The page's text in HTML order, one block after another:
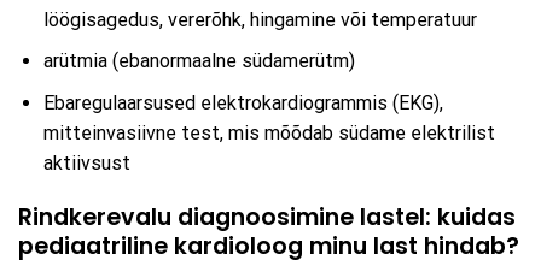
löögisagedus, vererõhk, hingamine või temperatuur
arütmia (ebanormaalne südamerütm)
Ebaregulaarsused elektrokardiogrammis (EKG),
mitteinvasiivne test, mis mõõdab südame elektrilist
aktiivsust
Rindkerevalu diagnoosimine lastel: kuidas
pediaatriline kardioloog minu last hindab?